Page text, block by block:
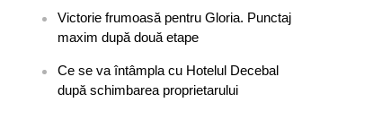
Victorie frumoasă pentru Gloria. Punctaj
maxim după două etape
Ce se va întâmpla cu Hotelul Decebal
după schimbarea proprietarului